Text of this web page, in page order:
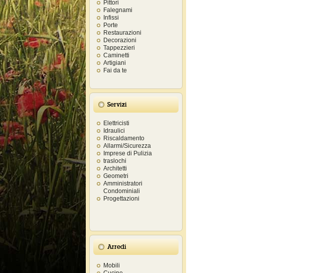
Pittori
Falegnami
Infissi
Porte
Restaurazioni
Decorazioni
Tappezzieri
Caminetti
Artigiani
Fai da te
Servizi
Elettricisti
Idraulici
Riscaldamento
Allarmi/Sicurezza
Imprese di Pulizia
traslochi
Architetti
Geometri
Amministratori
Condominiali
Progettazioni
Arredi
Mobili